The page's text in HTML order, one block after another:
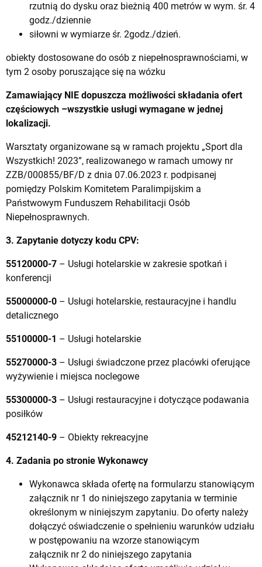
rzutnią do dysku oraz bieżnią 400 metrów w wym. śr. 4
godz./dziennie
siłowni w wymiarze śr. 2godz./dzień.
obiekty dostosowane do osób z niepełnosprawnościami, w
tym 2 osoby poruszające się na wózku
Zamawiający NIE dopuszcza możliwości składania ofert
częściowych –wszystkie usługi wymagane w jednej
lokalizacji.
Warsztaty organizowane są w ramach projektu „Sport dla
Wszystkich! 2023”, realizowanego w ramach umowy nr
ZZB/000855/BF/D z dnia 07.06.2023 r. podpisanej
pomiędzy Polskim Komitetem Paralimpijskim a
Państwowym Funduszem Rehabilitacji Osób
Niepełnosprawnych.
3. Zapytanie dotyczy kodu CPV:
55120000-7 – Usługi hotelarskie w zakresie spotkań i
konferencji
55000000-0 – Usługi hotelarskie, restauracyjne i handlu
detalicznego
55100000-1 – Usługi hotelarskie
55270000-3 – Usługi świadczone przez placówki oferujące
wyżywienie i miejsca noclegowe
55300000-3 – Usługi restauracyjne i dotyczące podawania
posiłków
45212140-9 – Obiekty rekreacyjne
4. Zadania po stronie Wykonawcy
Wykonawca składa ofertę na formularzu stanowiącym
załącznik nr 1 do niniejszego zapytania w terminie
określonym w niniejszym zapytaniu. Do oferty należy
dołączyć oświadczenie o spełnieniu warunków udziału
w postępowaniu na wzorze stanowiącym
załącznik nr 2 do niniejszego zapytania